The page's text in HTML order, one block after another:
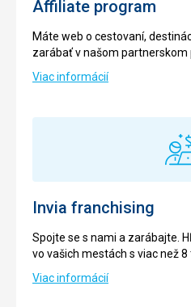
Affiliate program
Máte web o cestovaní,
zarábať v našom partnerskom
Viac informácií
Invia franchising
Spojte se s nami a zarábajte.
vo vašich mestách s viac než 8
Viac informácií